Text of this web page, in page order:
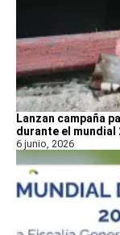
Lanzan campaña
durante el mundial
6 junio, 2026